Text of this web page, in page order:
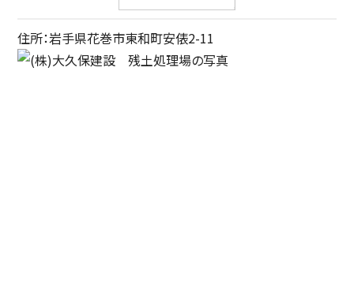
住所：岩手県花巻市東和町安俵2-11